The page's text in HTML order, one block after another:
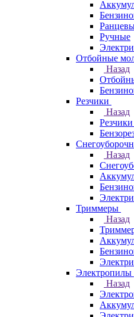
Ручные
Отбойные
Назад
Резчики
Назад
Резчики
Назад
Триммеры
Назад
Электропилы
Назад